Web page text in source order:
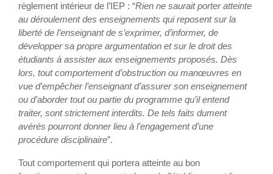
règlement intérieur de l’IEP : “Rien ne saurait porter atteinte
au déroulement des enseignements qui reposent sur la
liberté de l’enseignant de s’exprimer, d’informer, de
développer sa propre argumentation et sur le droit des
étudiants à assister aux enseignements proposés. Dès
lors, tout comportement d’obstruction ou manœuvres en
vue d’empêcher l’enseignant d’assurer son enseignement
ou d’aborder tout ou partie du programme qu’il entend
traiter, sont strictement interdits. De tels faits dument
avérés pourront donner lieu à l’engagement d’une
procédure disciplinaire”.
Tout comportement qui portera atteinte au bon